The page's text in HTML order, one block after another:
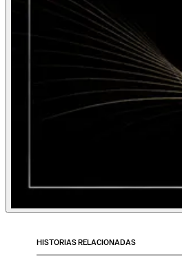
HISTORIAS RELACIONADAS